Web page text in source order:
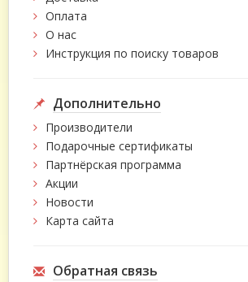
Оплата
О нас
Инструкция по поиску товаров
Дополнительно
Производители
Подарочные сертификаты
Партнёрская программа
Акции
Новости
Карта сайта
Обратная связь